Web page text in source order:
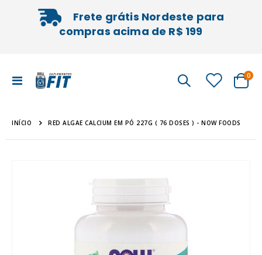
Frete grátis Nordeste para
compras acima de R$ 199
Alternar
Cart
0
INÍCIO RED ALGAE CALCIUM EM PÓ 227G ( 76 DOSES ) - NOW FOODS